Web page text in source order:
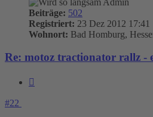
Beiträge: 502
Registriert: 23 Dez 2012 17:41
Wohnort: Bad Homburg,
Re: motoz tractionator rallz -
#22